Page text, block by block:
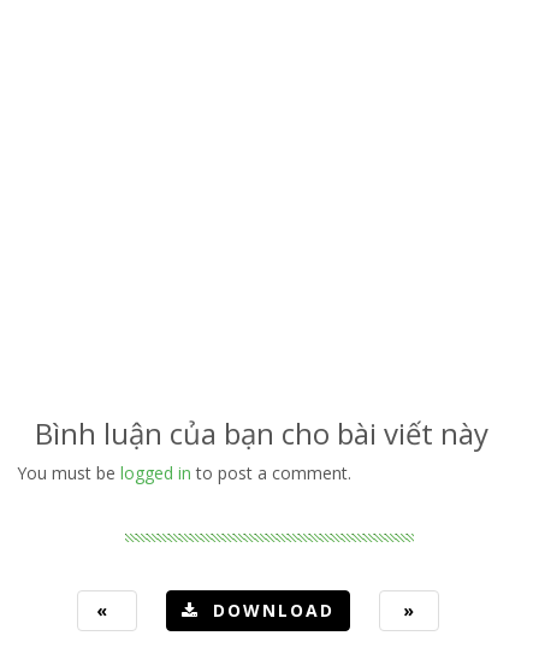
Bình luận của bạn cho bài viết này
You must be logged in to post a comment.
« DOWNLOAD »